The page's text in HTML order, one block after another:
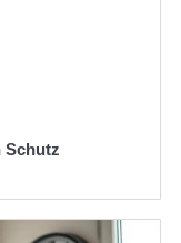
Schutz